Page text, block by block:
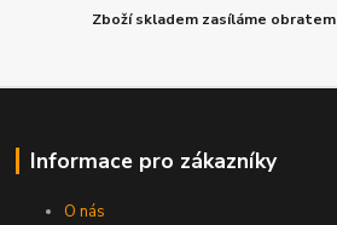
Zboží skladem zasíláme obratem
Informace pro zákazníky
O nás